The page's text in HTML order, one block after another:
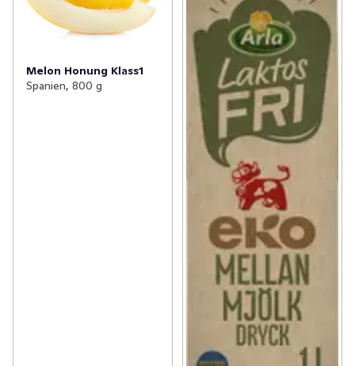
Melon Honung Klass1
Spanien, 800 g